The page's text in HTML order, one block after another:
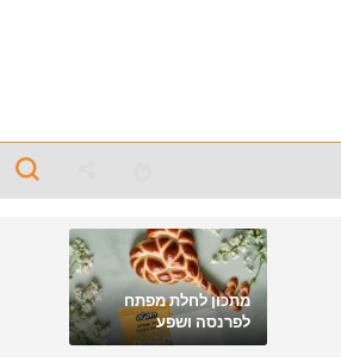
מתכון לחלת מפתח
לפרנסה ושפע